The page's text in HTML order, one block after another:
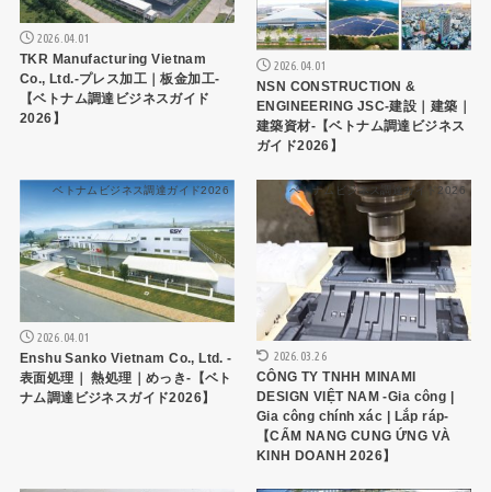
2026.04.01
TKR Manufacturing Vietnam
Co., Ltd.-プレス加工｜板金加工-
【ベトナム調達ビジネスガイド
2026】
2026.04.01
NSN CONSTRUCTION &
ENGINEERING JSC-建設｜建築｜
建築資材-【ベトナム調達ビジネス
ガイド2026】
ベトナムビジネス調達ガイド2026
2026.04.01
Enshu Sanko Vietnam Co., Ltd. -
表面処理｜ 熱処理｜めっき-【ベト
ナム調達ビジネスガイド2026】
ベトナムビジネス調達ガイド2026
2026.03.26
CÔNG TY TNHH MINAMI
DESIGN VIỆT NAM -Gia công |
Gia công chính xác | Lắp ráp-
【CẨM NANG CUNG ỨNG VÀ
KINH DOANH 2026】